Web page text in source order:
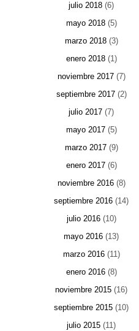
julio 2018 (6)
mayo 2018(5)
marzo 2018(3)
enero 2018(1)
noviembre 2017(7)
septiembre 2017(2)
julio 2017 (7)
mayo 2017(5)
marzo 2017(9)
enero 2017(6)
noviembre 2016(8)
septiembre 2016 (14)
julio 2016(10)
mayo 2016 (13)
marzo 2016(11)
enero 2016(8)
noviembre 2015 (16)
septiembre 2015 (10)
julio 2015 (11)